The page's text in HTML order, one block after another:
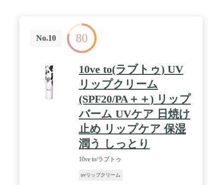
No.10 80
10ve to(ラブトゥ) UV
リップクリーム
(SPF20/PA＋＋) リップ
バーム UVケア 日焼け
止め リップケア 保湿
潤う しっとり
10ve to/ラブトゥ
uvリップクリーム